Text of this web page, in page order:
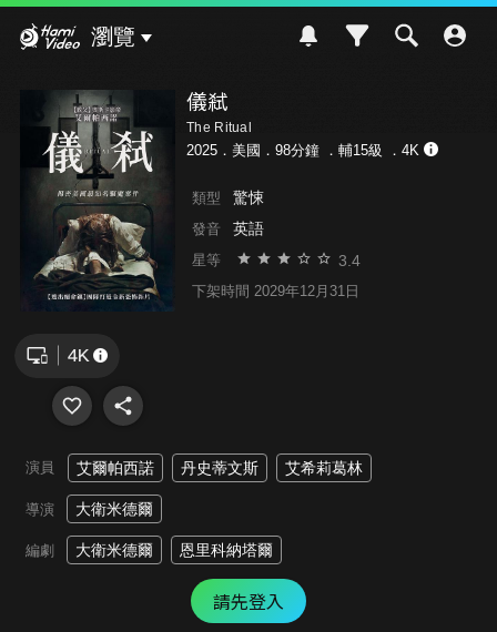
瀏覽
儀弒
The Ritual
2025．美國．98分鐘 ． 輔15級 ．4K
類型 驚悚
發音 英語
星等 3.4
下架時間 2029年12月31日
演員 艾爾帕西諾 丹史蒂文斯 艾希莉葛林
導演 大衛米德爾
編劇 大衛米德爾 恩里科納塔爾
請先登入